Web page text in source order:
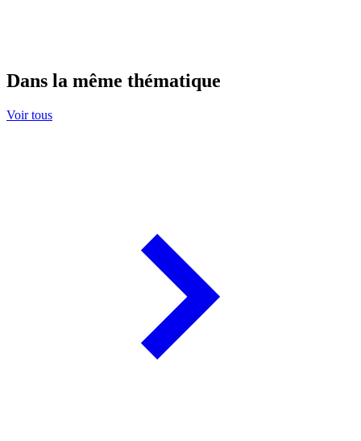
Dans la même thématique
Voir tous